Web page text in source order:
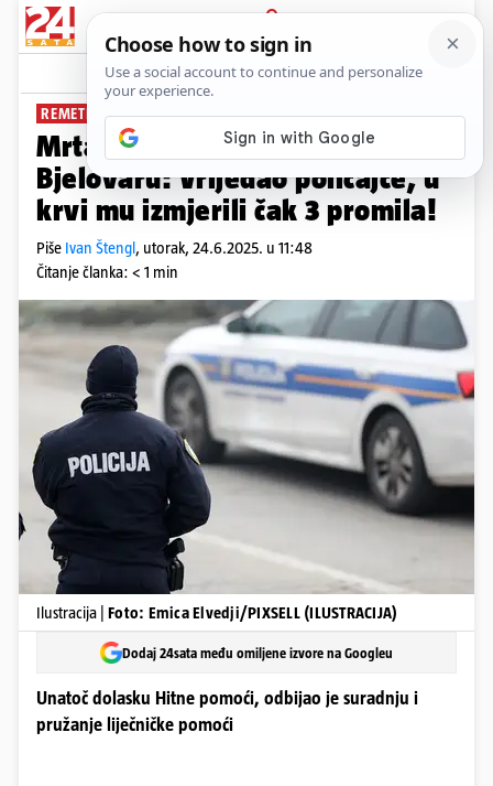
PRIJAVA
News Komentari
REMETIO JAVNI RED I MIR
Mrtav pijan teško se ozlijedio u
Bjelovaru: Vrijeđao policajce, u
krvi mu izmjerili čak 3 promila!
Piše Ivan Štengl, utorak, 24.6.2025. u 11:48
Čitanje članka: < 1 min
Ilustracija | Foto: Emica Elvedji/PIXSELL (ILUSTRACIJA)
Dodaj 24sata među omiljene izvore na Googleu
Unatoč dolasku Hitne pomoći, odbijao je suradnju i
pružanje liječničke pomoći